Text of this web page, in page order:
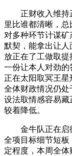
正财收入维持正
里比谁都清晰，总
对多种环节计谋矿
默契，能拿出让
放正在了工做取
一份让本人对劲
正在太阳取冥王星
全体财政情况仍
设法取情感容易
较着降低。
金牛队正在启德
全项目标细节短板
定程度，本周全